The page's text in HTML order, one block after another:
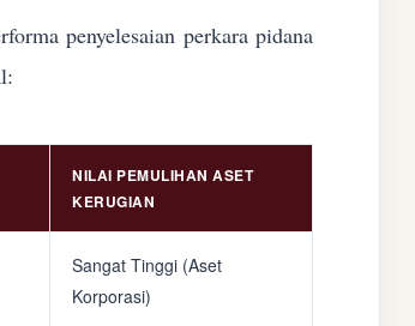
penyelesaian perkara pidana
NILAI PEMULIHAN ASET
KERUGIAN
Sangat Tinggi (Aset
Korporasi)